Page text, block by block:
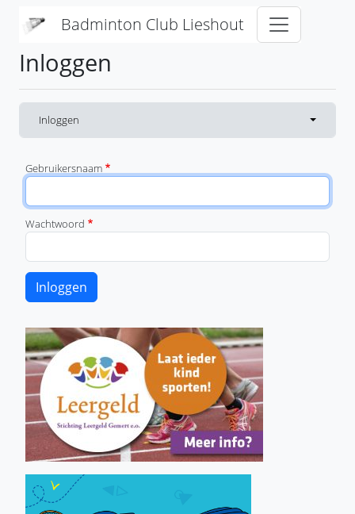
Badminton Club Lieshout
Inloggen
Primaire tabs
Inloggen Toggle
Gebruikersnaam
Wachtwoord